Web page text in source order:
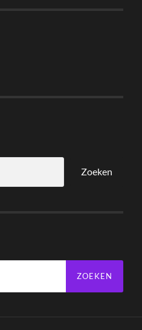
Zoeken